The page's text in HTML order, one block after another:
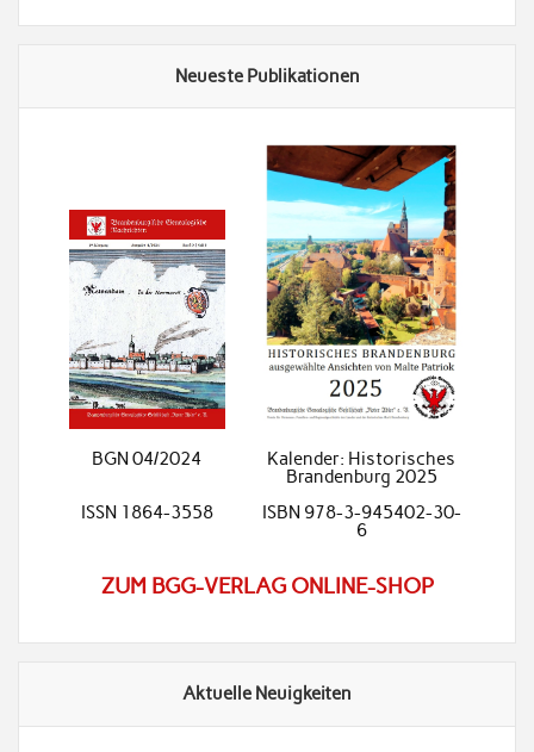
Neueste Publikationen
BGN 04/2024
Kalender: Historisches
Brandenburg 2025
ISSN 1864-3558
ISBN 978-3-945402-30-
6
ZUM BGG-VERLAG ONLINE-SHOP
Aktuelle Neuigkeiten